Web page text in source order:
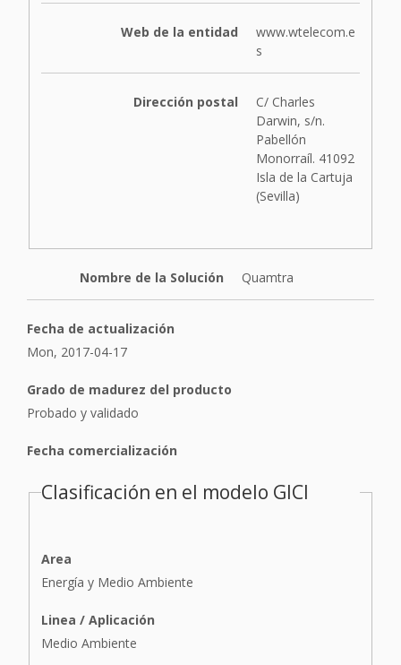
Web de la entidad
www.wtelecom.e
s
Dirección postal
C/ Charles
Darwin, s/n.
Pabellón
Monorraíl. 41092
Isla de la Cartuja
(Sevilla)
Nombre de la Solución Quamtra
Fecha de actualización
Mon, 2017-04-17
Grado de madurez del producto
Probado y validado
Fecha comercialización
Clasificación en el modelo GICI
Area
Energía y Medio Ambiente
Linea / Aplicación
Medio Ambiente